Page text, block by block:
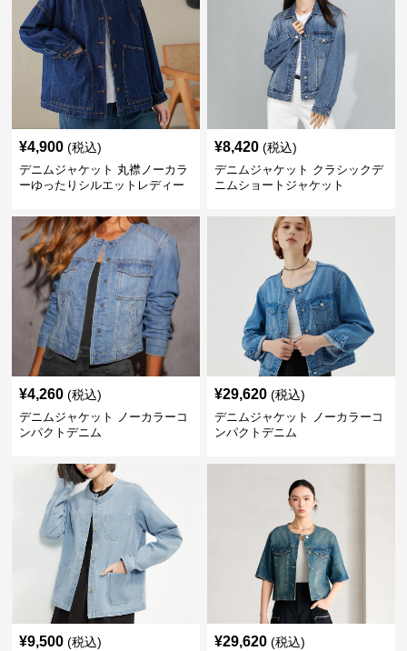
¥4,900 (税込)
デニムジャケット 丸襟ノーカラ
ーゆったりシルエットレディー
¥8,420 (税込)
デニムジャケット クラシックデ
ニムショートジャケット
¥4,260 (税込)
デニムジャケット ノーカラーコ
ンパクトデニム
¥29,620 (税込)
デニムジャケット ノーカラーコ
ンパクトデニム
¥9,500 (税込) ¥29,620 (税込)